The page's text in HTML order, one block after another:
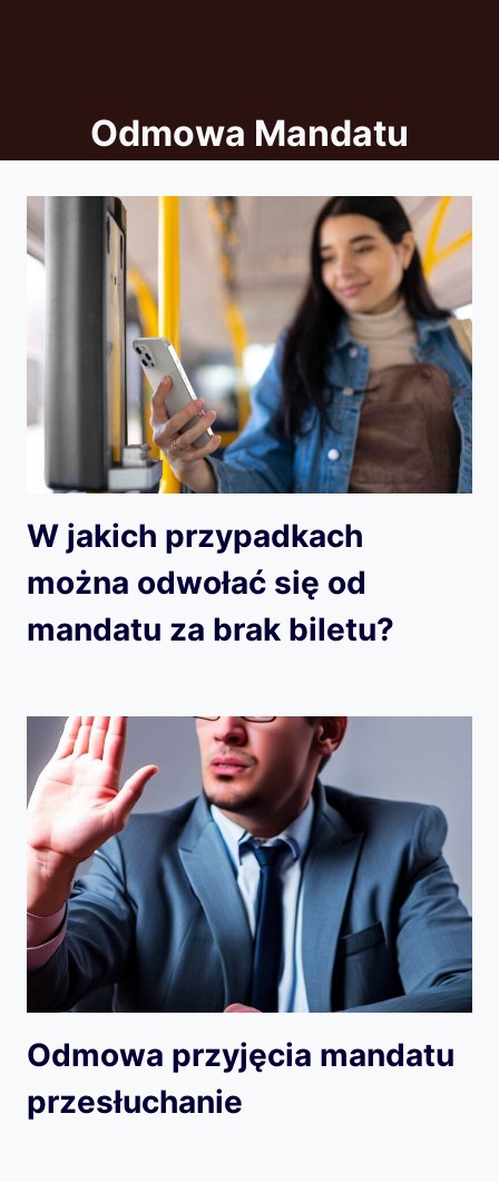
Odmowa Mandatu
W jakich przypadkach
można odwołać się od
mandatu za brak biletu?
Odmowa przyjęcia mandatu
przesłuchanie